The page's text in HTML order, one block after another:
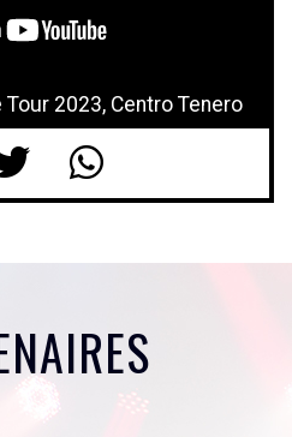
2023, Centro Tenero